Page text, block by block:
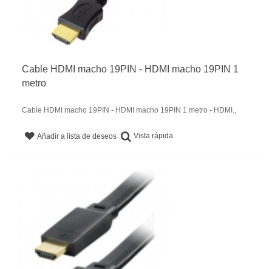
Cable HDMI macho 19PIN - HDMI macho 19PIN 1
metro
Cable HDMI macho 19PIN - HDMI macho 19PIN 1 metro - HDMI.,
Añadir a lista de deseos Vista rápida